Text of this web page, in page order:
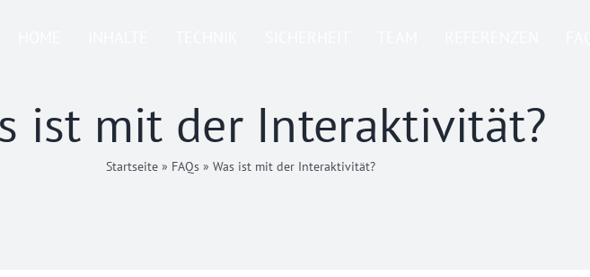
ist mit der Interaktivität?
Startseite » FAQs » Was ist mit der Interaktivität?